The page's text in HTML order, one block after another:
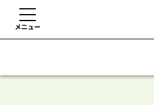
メニュー